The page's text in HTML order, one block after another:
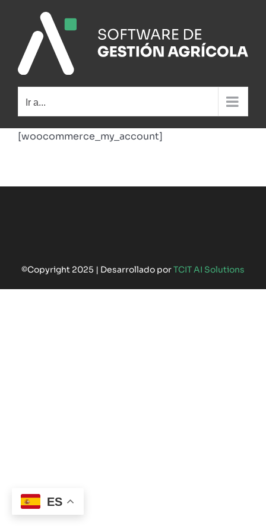
contenido
Ir a...
[woocommerce_my_account]
©Copyright 2025 | Desarrollado porTCIT AI Solutions
ES